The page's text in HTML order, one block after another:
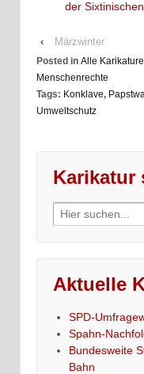
‹ Märzwinter
Posted in Alle
Menschenrechte
Tags: Konklave,
Umweltschutz
Karikatur
Search
for:
Aktuelle
SPD-
Spahn-
Bundesweite
Bahn